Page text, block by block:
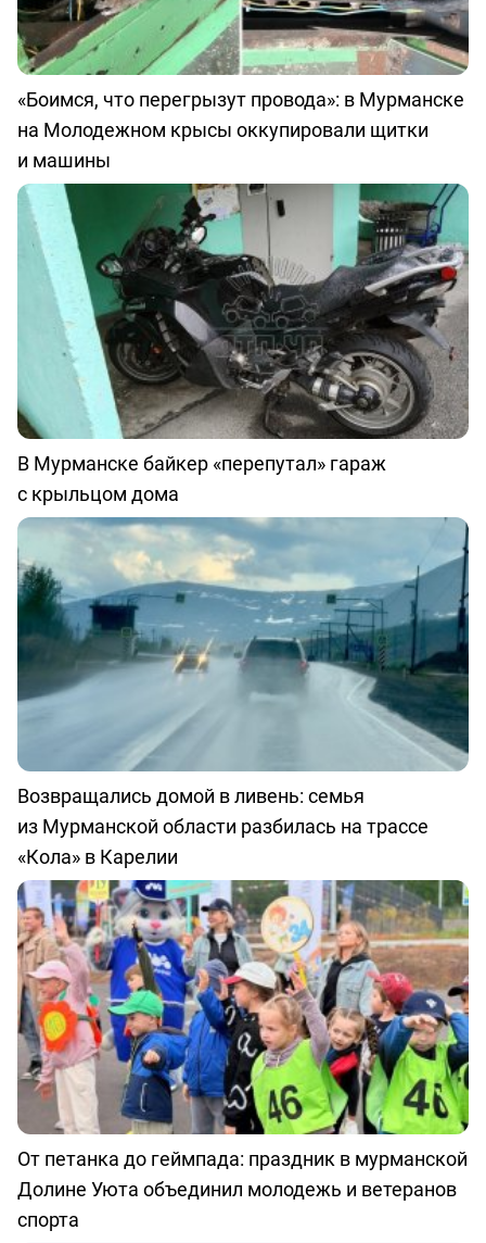
«Боимся, что перегрызут провода»: в Мурманске
на Молодежном крысы оккупировали щитки
и машины
В Мурманске байкер «перепутал» гараж
с крыльцом дома
Возвращались домой в ливень: семья
из Мурманской области разбилась на трассе
«Кола» в Карелии
От петанка до геймпада: праздник в мурманской
Долине Уюта объединил молодежь и ветеранов
спорта